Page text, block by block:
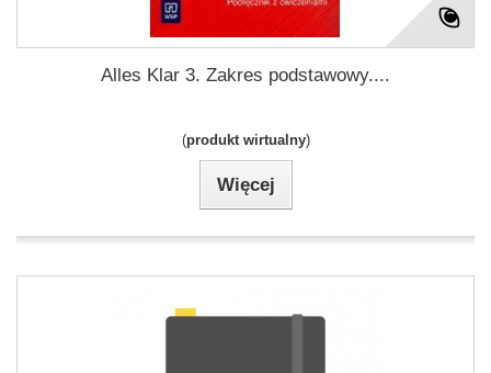
Alles Klar 3. Zakres podstawowy....
(produkt wirtualny)
Więcej